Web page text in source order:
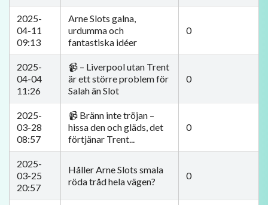
2025-
04-11
09:13
Arne Slots galna,
urdumma och
fantastiska idéer
0
2025-
04-04
11:26
📹 – Liverpool utan Trent
är ett större problem för
Salah än Slot
0
2025-
03-28
08:57
📹 Bränn inte tröjan –
hissa den och gläds, det
förtjänar Trent...
0
2025-
03-25
20:57
Håller Arne Slots smala
röda tråd hela vägen?
0